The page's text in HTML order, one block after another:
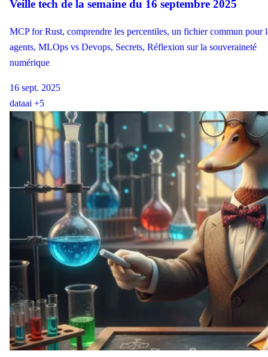
Veille tech de la semaine du 16 septembre 2025
MCP for Rust, comprendre les percentiles, un fichier commun pour
agents, MLOps vs Devops, Secrets, Réflexion sur la souveraineté
numérique
16 sept. 2025
dataai +5